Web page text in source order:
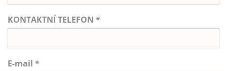
KONTAKTNÍ TELEFON *
E-mail *